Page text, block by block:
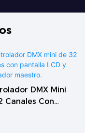
DMX Mini
Canales Con